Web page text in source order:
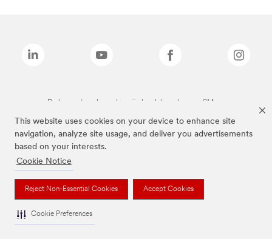
This website uses cookies on your device to enhance site
navigation, analyze site usage, and deliver you advertisements
based on your interests.
Cookie Notice
Reject Non-Essential Cookies Accept Cookies
Cookie Preferences
De bovenstaande merken zijn handelsmerken van 3M.we